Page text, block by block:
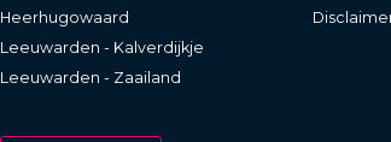
Heerhugowaard
Leeuwarden - Kalverdijkje
Leeuwarden - Zaailand